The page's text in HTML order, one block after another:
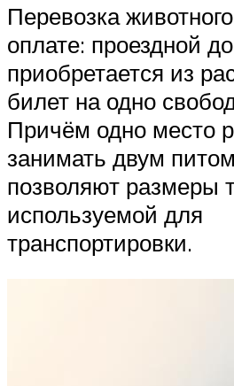
Перевозка
оплате: проездной
приобретается из
билет на одно
Причём одно место
занимать двум
позволяют размеры
используемой для
транспортировки.